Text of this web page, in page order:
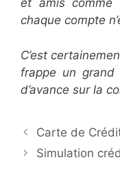
et amis comme
chaque compte
C’est
frappe un
d’avance sur la
N
a
Carte de
Simulation